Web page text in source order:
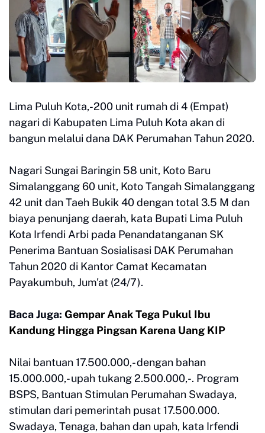
Lima Puluh Kota,-200 unit rumah di 4 (Empat)
nagari di Kabupaten Lima Puluh Kota akan di
bangun melalui dana DAK Perumahan Tahun 2020.
Nagari Sungai Baringin 58 unit, Koto Baru
Simalanggang 60 unit, Koto Tangah Simalanggang
42 unit dan Taeh Bukik 40 dengan total 3.5 M dan
biaya penunjang daerah, kata Bupati Lima Puluh
Kota Irfendi Arbi pada Penandatanganan SK
Penerima Bantuan Sosialisasi DAK Perumahan
Tahun 2020 di Kantor Camat Kecamatan
Payakumbuh, Jum'at (24/7).
Baca Juga: Gempar Anak Tega Pukul Ibu
Kandung Hingga Pingsan Karena Uang KIP
Nilai bantuan 17.500.000,- dengan bahan
15.000.000,- upah tukang 2.500.000,-. Program
BSPS, Bantuan Stimulan Perumahan Swadaya,
stimulan dari pemerintah pusat 17.500.000.
Swadaya, Tenaga, bahan dan upah, kata Irfendi